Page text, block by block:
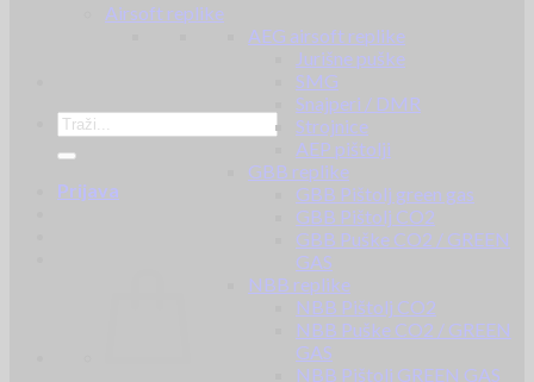
Prijava
Airsoft replike
AEG airsoft replike
Jurišne puške
SMG
Snajperi / DMR
Strojnice
AEP pištolji
GBB replike
GBB Pištolj green gas
GBB Pištolj CO2
GBB Puške CO2 / GREEN
GAS
NBB replike
NBB Pištolj CO2
NBB Puške CO2 / GREEN
GAS
NBB Pištolj GREEN GAS